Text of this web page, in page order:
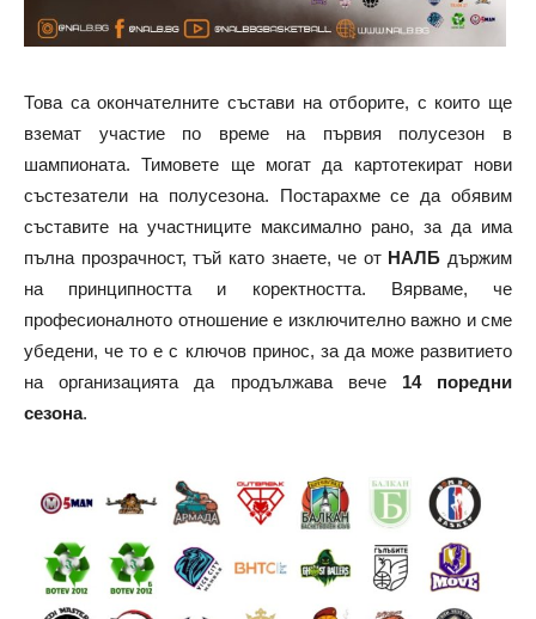
Това са окончателните състави на отборите, с които ще
вземат участие по време на първия полусезон в
шампионата. Тимовете ще могат да картотекират нови
състезатели на полусезона. Постарахме се да обявим
съставите на участниците максимално рано, за да има
пълна прозрачност, тъй като знаете, че от НАЛБ държим
на принципността и коректността. Вярваме, че
професионалното отношение е изключително важно и сме
убедени, че то е с ключов принос, за да може развитието
на организацията да продължава вече 14 поредни
сезона.